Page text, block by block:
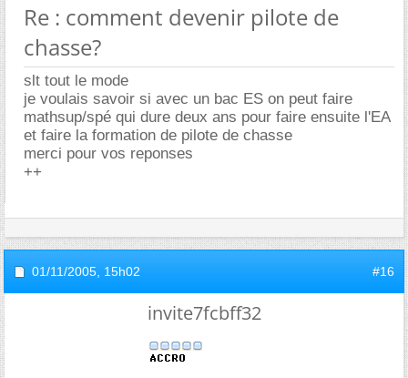
Re : comment devenir pilote de
chasse?
slt tout le mode
je voulais savoir si avec un bac ES on peut faire
mathsup/spé qui dure deux ans pour faire ensuite l'EA
et faire la formation de pilote de chasse
merci pour vos reponses
++
01/11/2005, 15h02 #16
invite7fcbff32